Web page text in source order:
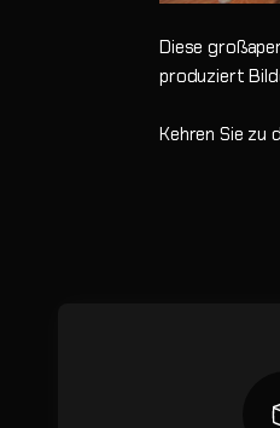
Diese
produziert
Kehren Sie zu